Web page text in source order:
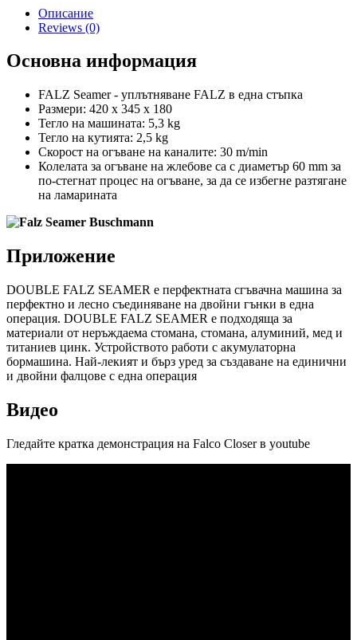
Описание
Reviews (0)
Основна информация
FALZ Seamer - уплътняване FALZ в една стъпка
Размери: 420 x 345 x 180
Тегло на машината: 5,3 kg
Тегло на кутията: 2,5 kg
Скорост на огъване на каналите: 30 m/min
Колелата за огъване на жлебове са с диаметър 60 mm за
по-стегнат процес на огъване, за да се избегне разтягане
на ламарината
Приложение
DOUBLE FALZ SEAMER е перфектната сгъвачна машина за
перфектно и лесно съединяване на двойни гънки в една
операция. DOUBLE FALZ SEAMER е подходяща за
материали от неръждаема стомана, стомана, алуминий, мед и
титаниев цинк. Устройството работи с акумулаторна
бормашина. Най-лекият и бърз уред за създаване на единични
и двойни фалцове с една операция
Видео
Гледайте кратка демонстрация на Falco Closer в youtube